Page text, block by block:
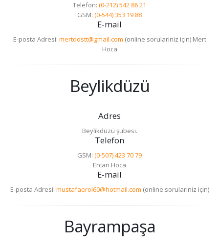
Telefon: (0-212) 542 86 21
GSM: (0-544) 353 19 88
E-mail
E-posta Adresi: mertdostt@gmail.com (online sorulariniz için) Mert
Hoca
Beylikdüzü
Adres
Beylikdüzü şubesi.
Telefon
GSM: (0-507) 423 70 79
Ercan Hoca
E-mail
E-posta Adresi: mustafaerol60@hotmail.com (online sorulariniz için)
Bayrampaşa